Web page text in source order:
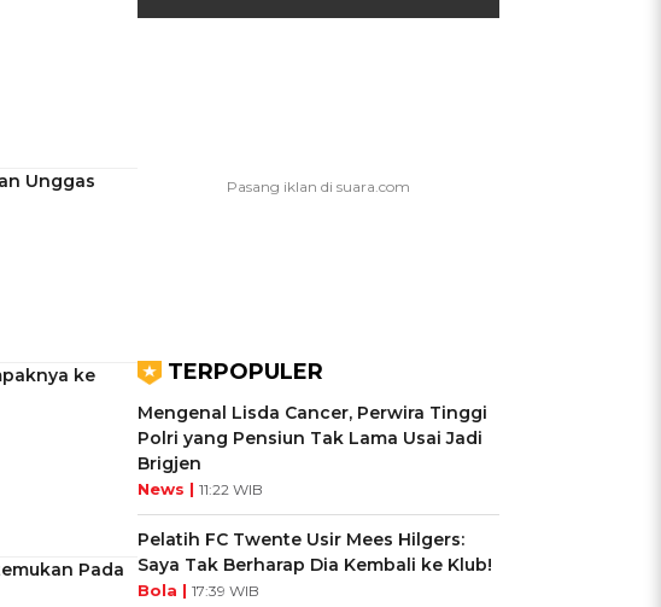
Unggas
ke
Pada
TERPOPULER
Mengenal Lisda Cancer, Perwira Tinggi
Polri yang Pensiun Tak Lama Usai Jadi
Brigjen
News | 11:22 WIB
Pelatih FC Twente Usir Mees Hilgers:
Saya Tak Berharap Dia Kembali ke Klub!
Bola | 17:39 WIB